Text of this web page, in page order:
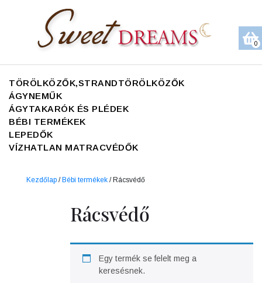
TÖRÖLKÖZŐK,STRANDTÖRÖLKÖZŐK
ÁGYNEMŰK
ÁGYTAKARÓK ÉS PLÉDEK
BÉBI TERMÉKEK
LEPEDŐK
VÍZHATLAN MATRACVÉDŐK
Kezdőlap / Bébi termékek / Rácsvédő
Rácsvédő
Egy termék se felelt meg a
keresésnek.
0